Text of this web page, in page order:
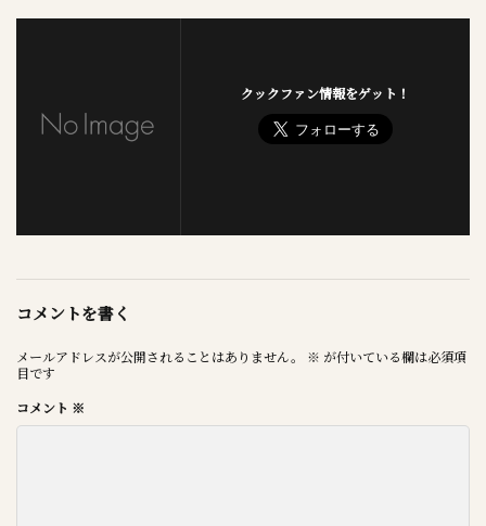
クックファン情報をゲット！
コメントを書く
メールアドレスが公開されることはありません。 ※ が付いている欄は必須項
目です
コメント ※